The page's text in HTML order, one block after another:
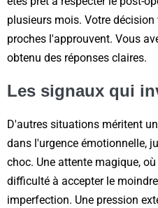
plusieurs mois. Votre
proches l'approuvent. Vous
obtenu des réponses claires.
Les signaux qui
D'autres situations méritent
dans l'urgence émotionnelle,
choc. Une attente magique,
difficulté à accepter le
imperfection. Une pression